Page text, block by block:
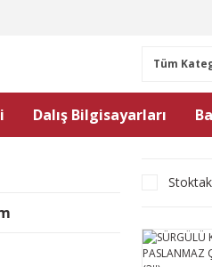
Dalış Bilgisayarları